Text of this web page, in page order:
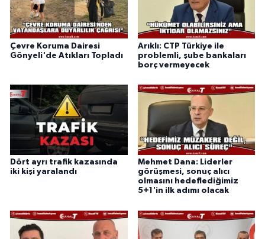
Çevre Koruma Dairesi
Gönyeli'de Atıkları Topladı
Arıklı: CTP Türkiye ile
problemli, şube bankaları
borç vermeyecek
Dört ayrı trafik kazasında
iki kişi yaralandı
Mehmet Dana: Liderler
görüşmesi, sonuç alıcı
olmasını hedeflediğimiz
5+1'in ilk adımı olacak